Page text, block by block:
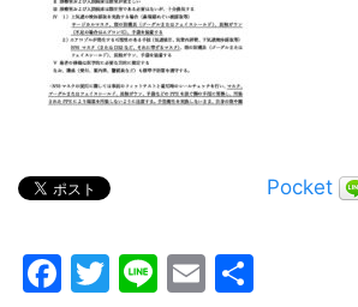
Pocket
Facebook
Twitter
LineEmail